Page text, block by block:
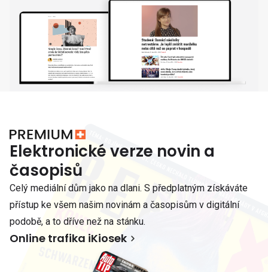
Elektronické verze novin a
časopisů
Celý mediální dům jako na dlani. S předplatným získáváte
přístup ke všem našim novinám a časopisům v digitální
podobě, a to dříve než na stánku.
Online trafika iKiosek